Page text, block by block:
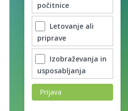
počitnice
Letovanje ali
priprave
Izobraževanja in
usposabljanja
Prijava